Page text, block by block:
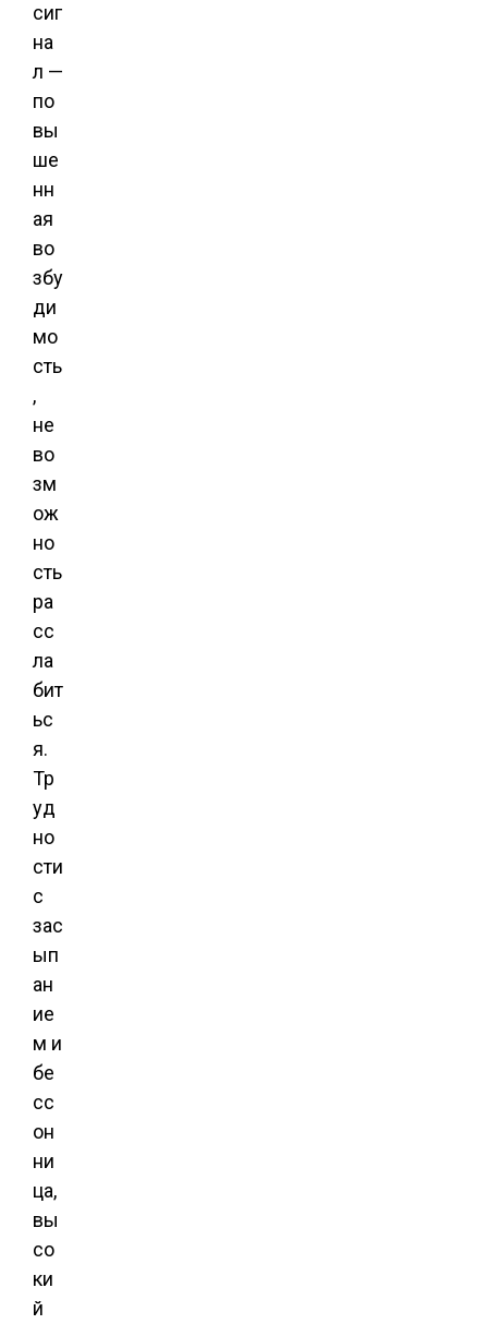
сиг
на
л —
по
вы
ше
нн
ая
во
збу
ди
мо
сть
,
не
во
зм
ож
но
сть
ра
сс
ла
бит
ьс
я.
Тр
уд
но
сти
с
зас
ып
ан
ие
м и
бе
сс
он
ни
ца,
вы
со
ки
й